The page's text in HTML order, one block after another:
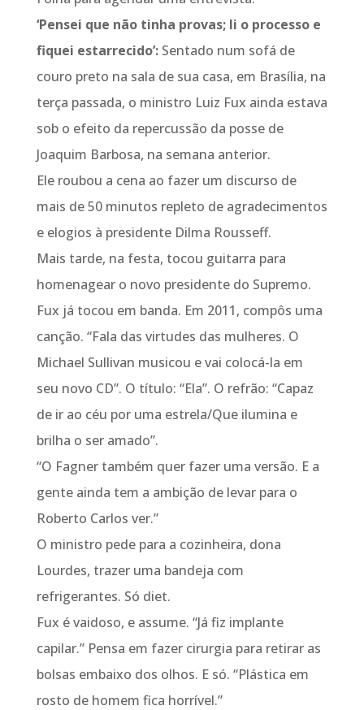
‘Pensei que não tinha provas; li o processo e
fiquei estarrecido’: Sentado num sofá de
couro preto na sala de sua casa, em Brasília, na
terça passada, o ministro Luiz Fux ainda estava
sob o efeito da repercussão da posse de
Joaquim Barbosa, na semana anterior.
Ele roubou a cena ao fazer um discurso de
mais de 50 minutos repleto de agradecimentos
e elogios à presidente Dilma Rousseff.
Mais tarde, na festa, tocou guitarra para
homenagear o novo presidente do Supremo.
Fux já tocou em banda. Em 2011, compôs uma
canção. “Fala das virtudes das mulheres. O
Michael Sullivan musicou e vai colocá-la em
seu novo CD”. O título: “Ela”. O refrão: “Capaz
de ir ao céu por uma estrela/Que ilumina e
brilha o ser amado”.
“O Fagner também quer fazer uma versão. E a
gente ainda tem a ambição de levar para o
Roberto Carlos ver.”
O ministro pede para a cozinheira, dona
Lourdes, trazer uma bandeja com
refrigerantes. Só diet.
Fux é vaidoso, e assume. “Já fiz implante
capilar.” Pensa em fazer cirurgia para retirar as
bolsas embaixo dos olhos. E só. “Plástica em
rosto de homem fica horrível.”